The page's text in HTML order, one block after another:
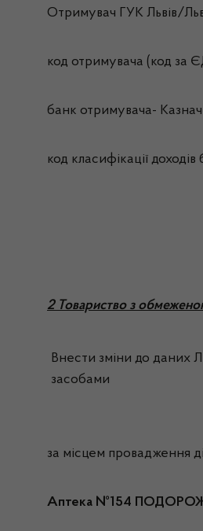
Отримувач ГУК Львiв/
код отримувача (код за
банк отримувача-
код класифікації
2 Товариство з
Внести зміни до даних
засобами
за місцем провадження
Аптека №154